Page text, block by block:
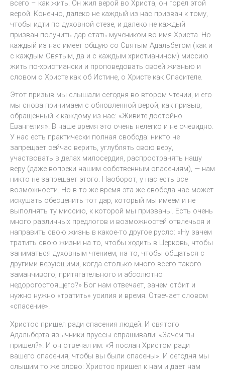
всего – как жить. Он жил верой во Христа, он горел этой
верой. Конечно, далеко не каждый из нас призван к тому,
чтобы идти по духовной стезе, и далеко не каждый
призван получить дар стать мучеником во имя Христа. Но
каждый из нас имеет общую со Святым Адальбетом (как и
с каждым Святым, да и с каждым христианином) миссию
жить по-христиански и проповедовать своей жизнью и
словом о Христе как об Истине, о Христе как Спасителе.
Этот призыв мы слышали сегодня во втором чтении, и его
мы снова принимаем с обновленной верой, как призыв,
обращенный к каждому из нас: «Живите достойно
Евангелия». В наше время это очень нелегко и не очевидно.
У нас есть практически полная свобода: никто не
запрещает сейчас верить, углублять свою веру,
участвовать в делах милосердия, распространять нашу
веру (даже вопреки нашим собственным опасениям), — нам
никто не запрещает этого. Наоборот, у нас есть все
возможности. Но в то же время эта же свобода нас может
искушать обесценить тот дар, который мы имеем и не
выполнять ту миссию, к которой мы призваны. Есть очень
много различных предлогов и возможностей отвлечься и
направить свою жизнь в какое-то другое русло: «Ну зачем
тратить свою жизни на то, чтобы ходить в Церковь, чтобы
заниматься духовным чтением, на то, чтобы общаться с
другими верующими, когда столько много всего такого
заманчивого, притягательного и абсолютно
недорогостоящего?» Бог нам отвечает, зачем стóит и
нужно нужно «тратить» усилия и время. Отвечает словом
«спасение».
Христос пришел ради спасения людей. И святого
Адальберта язычники-пруссы спрашивали: «Зачем ты
пришел?». И он отвечал им: «Я послан Христом ради
вашего спасения, чтобы вы были спасены». И сегодня мы
слышим то же слово: Христос пришел к нам и дает нам